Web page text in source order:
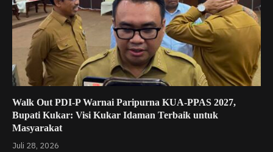
Walk Out PDI-P Warnai Paripurna KUA-PPAS 2027,
Bupati Kukar: Visi Kukar Idaman Terbaik untuk
Masyarakat
Juli 28, 2026